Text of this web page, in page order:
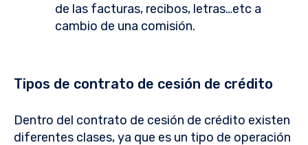
de las facturas, recibos, letras…etc a
cambio de una comisión.
Tipos de contrato de cesión de crédito
Dentro del contrato de cesión de crédito existen
diferentes clases, ya que es un tipo de operación